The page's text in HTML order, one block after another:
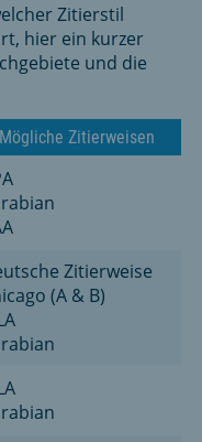
Zitierstil
hier ein kurzer
und die
Mögliche Zitierweisen
Zitierweise
(A & B)